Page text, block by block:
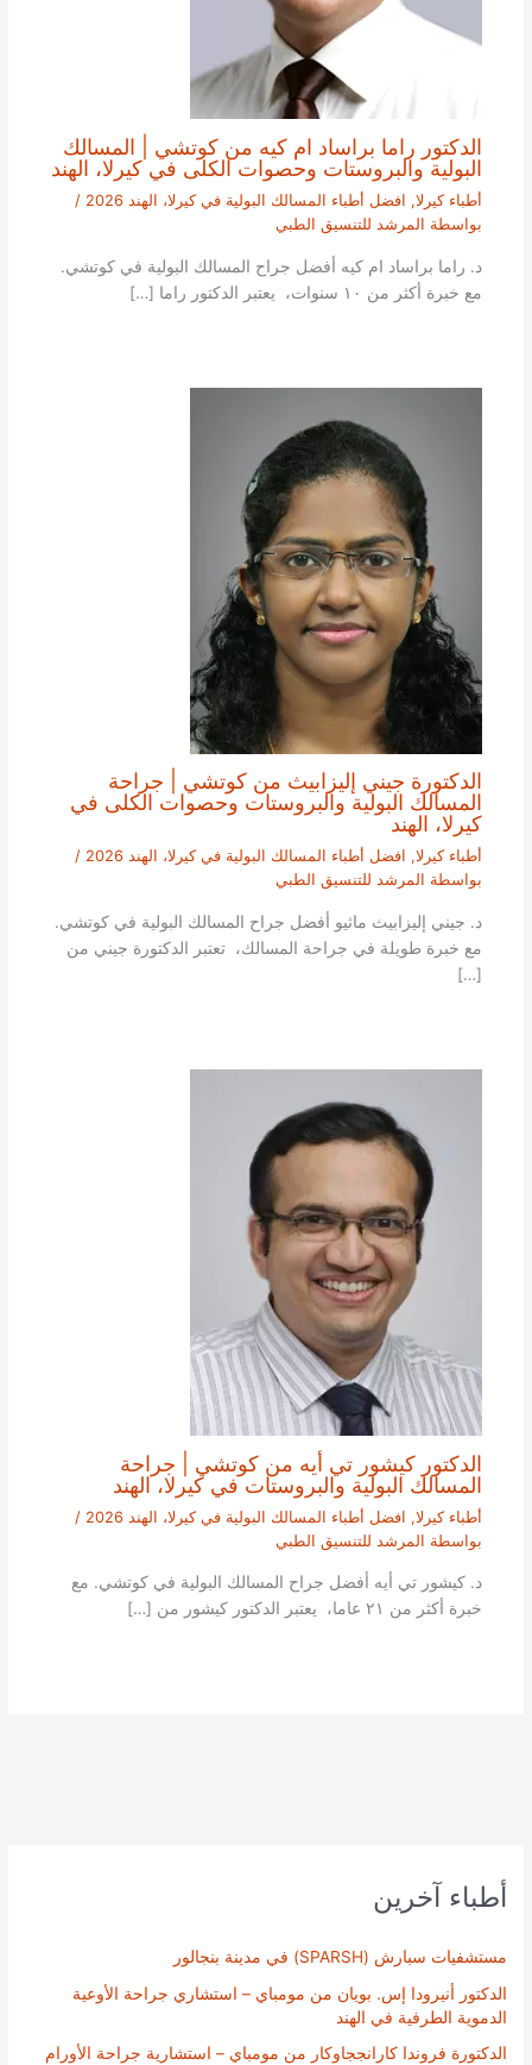
أطباء آخرين
مستشفيات سبارش (SPARSH) في مدينة بنجالور
الدكتور أنيرودا إس. بويان من مومباي – استشاري جراحة الأوعية
الدموية الطرفية في الهند
الدكتورة فروندا كارانججاوكار من مومباي – استشارية جراحة الأورام
الدكتور راما براساد ام كيه من كوتشي | المسالك
البولية والبروستات وحصوات الكلى في كيرلا، الهند
أطباء كيرلا, افضل أطباء المسالك البولية في كيرلا، الهند 2026
/
بواسطة المرشد للتنسيق الطبي
د. راما براساد ام كيه أفضل جراح المسالك البولية في كوتشي.
مع خبرة أكثر من ١٠ سنوات، يعتبر الدكتور راما […]
الدكتورة جيني إليزابيث من كوتشي | جراحة
المسالك البولية والبروستات وحصوات الكلى في
كيرلا، الهند
أطباء كيرلا, افضل أطباء المسالك البولية في كيرلا، الهند 2026
/
بواسطة المرشد للتنسيق الطبي
د. جيني إليزابيث ماثيو أفضل جراح المسالك البولية في كوتشي.
مع خبرة طويلة في جراحة المسالك، تعتبر الدكتورة جيني من
[…]
الدكتور كيشور تي أيه من كوتشي | جراحة
المسالك البولية والبروستات في كيرلا، الهند
أطباء كيرلا, افضل أطباء المسالك البولية في كيرلا، الهند 2026
/
بواسطة المرشد للتنسيق الطبي
د. كيشور تي أيه أفضل جراح المسالك البولية في كوتشي. مع
خبرة أكثر من ٢١ عاما، يعتبر الدكتور كيشور من […]